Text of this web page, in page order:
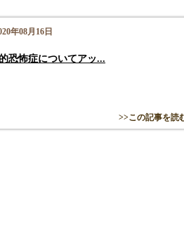
年08月16日
恐怖症についてアッ...
>>この記事を読